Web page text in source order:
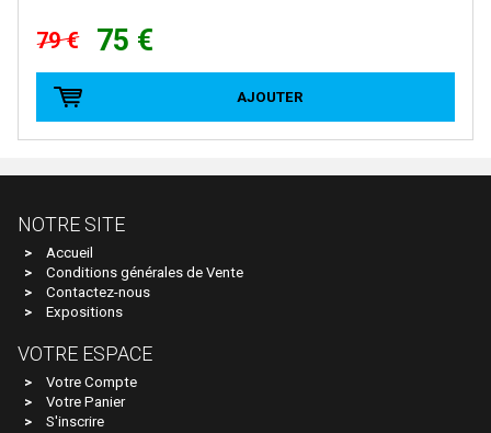
EFSI
EPM
Epoche
ERIAM
ESU
EURO-SCALE
79 € 75 €
AJOUTER
NOTRE SITE
Accueil
Conditions générales de Vente
Contactez-nous
Expositions
VOTRE ESPACE
Votre Compte
Votre Panier
S'inscrire